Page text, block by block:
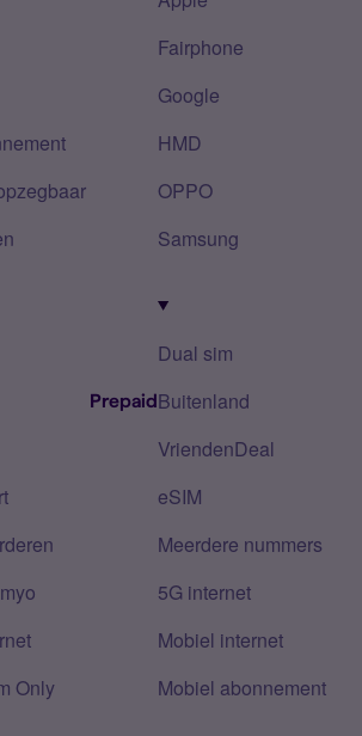
Prepaid
Only
Fairphone
Google
HMD
OPPO
Samsung
Dual sim
Buitenland
VriendenDeal
eSIM
Meerdere nummers
5G internet
Mobiel internet
Mobiel abonnement